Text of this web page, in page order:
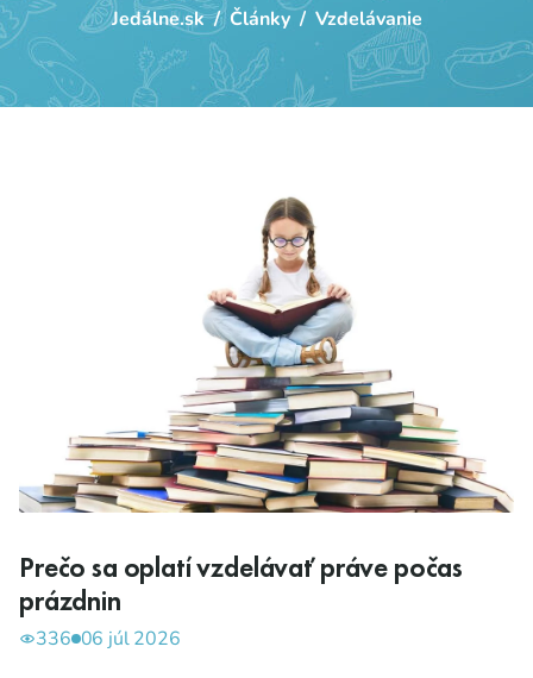
Jedálne.sk / Články / Vzdelávanie
Prečo sa oplatí vzdelávať práve počas
prázdnin
336 06 júl 2026